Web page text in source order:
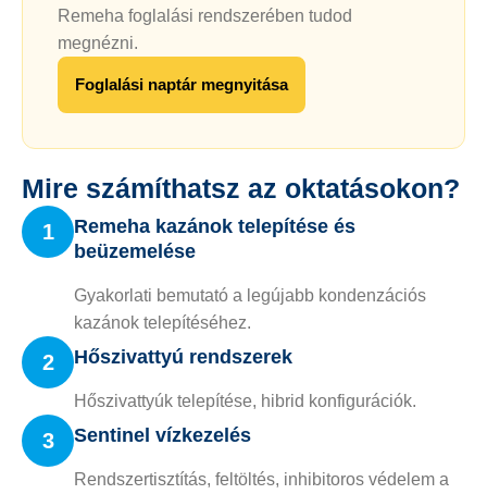
Remeha foglalási rendszerében tudod
megnézni.
Foglalási naptár megnyitása
Mire számíthatsz az oktatásokon?
1
Remeha kazánok telepítése és
beüzemelése
Gyakorlati bemutató a legújabb kondenzációs
kazánok telepítéséhez.
2 Hőszivattyú rendszerek
Hőszivattyúk telepítése, hibrid konfigurációk.
3 Sentinel vízkezelés
Rendszertisztítás, feltöltés, inhibitoros védelem a